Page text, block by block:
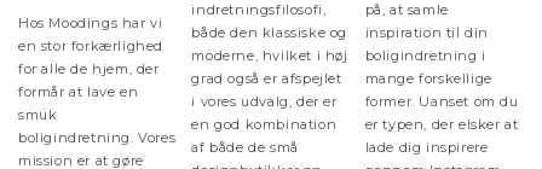
Hos Moodings har vi
en stor forkærlighed
for alle de hjem, der
formår at lave en
smuk
boligindretning. Vores
mission er at gøre
indretningsfilosofi,
både den klassiske og
moderne, hvilket i høj
grad også er afspejlet
i vores udvalg, der er
en god kombination
af både de små
på, at samle
inspiration til din
boligindretning i
mange forskellige
former. Uanset om du
er typen, der elsker at
lade dig inspirere